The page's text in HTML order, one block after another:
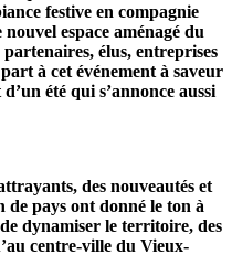
festive en compagnie
espace aménagé du
élus, entreprises
à cet événement à saveur
été qui s’annonce aussi
des nouveautés et
pays ont donné le ton à
dynamiser le territoire, des
centre-ville du Vieux-